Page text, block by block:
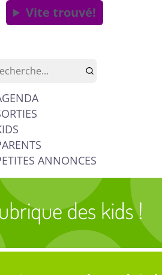
Vite trouvé!
ANNONCES